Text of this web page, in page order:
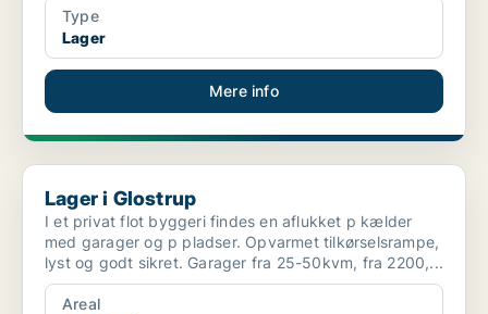
Type
Lager
Mere info
Lager i Glostrup
Lager i Glostrup
I et privat flot byggeri findes en aflukket p kælder
med garager og p pladser. Opvarmet tilkørselsrampe,
lyst og godt sikret. Garager fra 25-50kvm, fra 2200,...
Areal